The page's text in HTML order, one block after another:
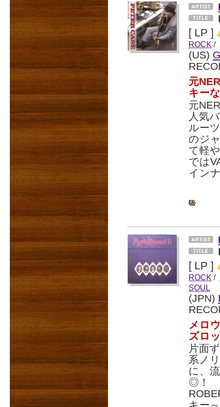
[ LP ]
ROCK /
(US)
元
キー
元
人気
ルー
のジ
て軽
では
イン
[ LP ]
ROCK /
SOUL
(JPN)
メロ
ズロ
片面
系ノ
に、
◎！